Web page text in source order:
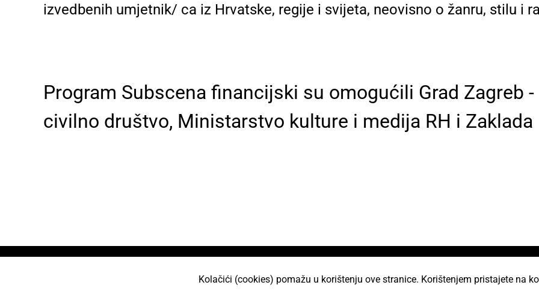
izvedbenih umjetnik/ ca iz Hrvatske, regije i svijeta, neovisno o žanru, stilu i
Program Subscena financijski su omogućili Grad Zagreb
civilno društvo, Ministarstvo kulture i medija RH i Zaklada
Učlani seProjekti
Kolačići (cookies) pomažu u korištenju ove stranice. Korištenjem pristajete na